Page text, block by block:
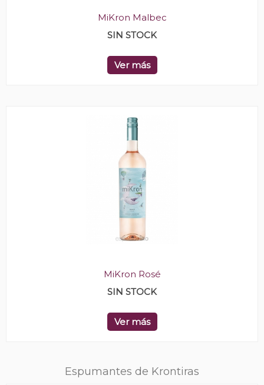
MiKron Malbec
SIN STOCK
Ver más
MiKron Rosé
SIN STOCK
Ver más
Espumantes de Krontiras